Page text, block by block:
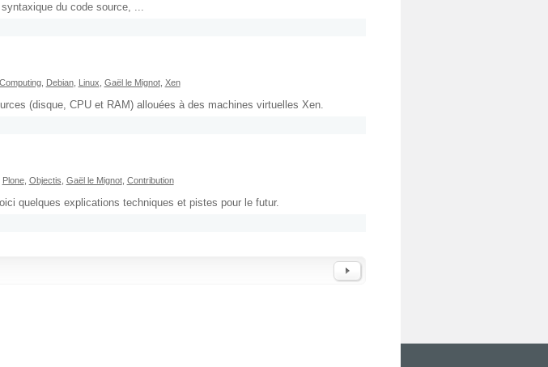
du code source, ...
, Debian, Linux Gaël le Mignot, Xen
(disque, CPU et RAM) allouées à des machines virtuelles Xen.
Plone, Objectis Gaël le Mignot, Contribution
quelques explications techniques et pistes pour le futur.